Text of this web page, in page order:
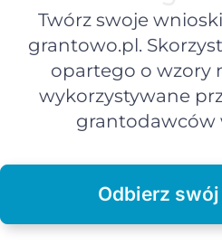
Twórz swoje
grantowo.pl.
opartego o wzory
wykorzystywane
grantodawców
Odbierz